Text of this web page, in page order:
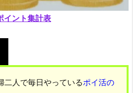
イント集計表
人で毎日やっているポイ活の